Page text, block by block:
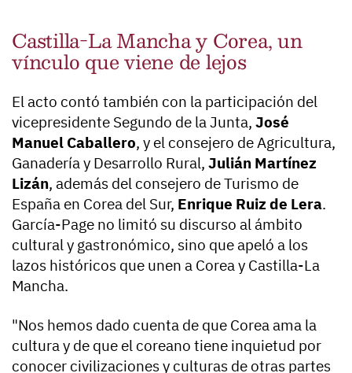
Castilla-La Mancha y Corea, un
vínculo que viene de lejos
El acto contó también con la participación del
vicepresidente Segundo de la Junta, José
Manuel Caballero, y el consejero de Agricultura,
Ganadería y Desarrollo Rural, Julián Martínez
Lizán, además del consejero de Turismo de
España en Corea del Sur, Enrique Ruiz de Lera.
García-Page no limitó su discurso al ámbito
cultural y gastronómico, sino que apeló a los
lazos históricos que unen a Corea y Castilla-La
Mancha.
"Nos hemos dado cuenta de que Corea ama la
cultura y de que el coreano tiene inquietud por
conocer civilizaciones y culturas de otras partes